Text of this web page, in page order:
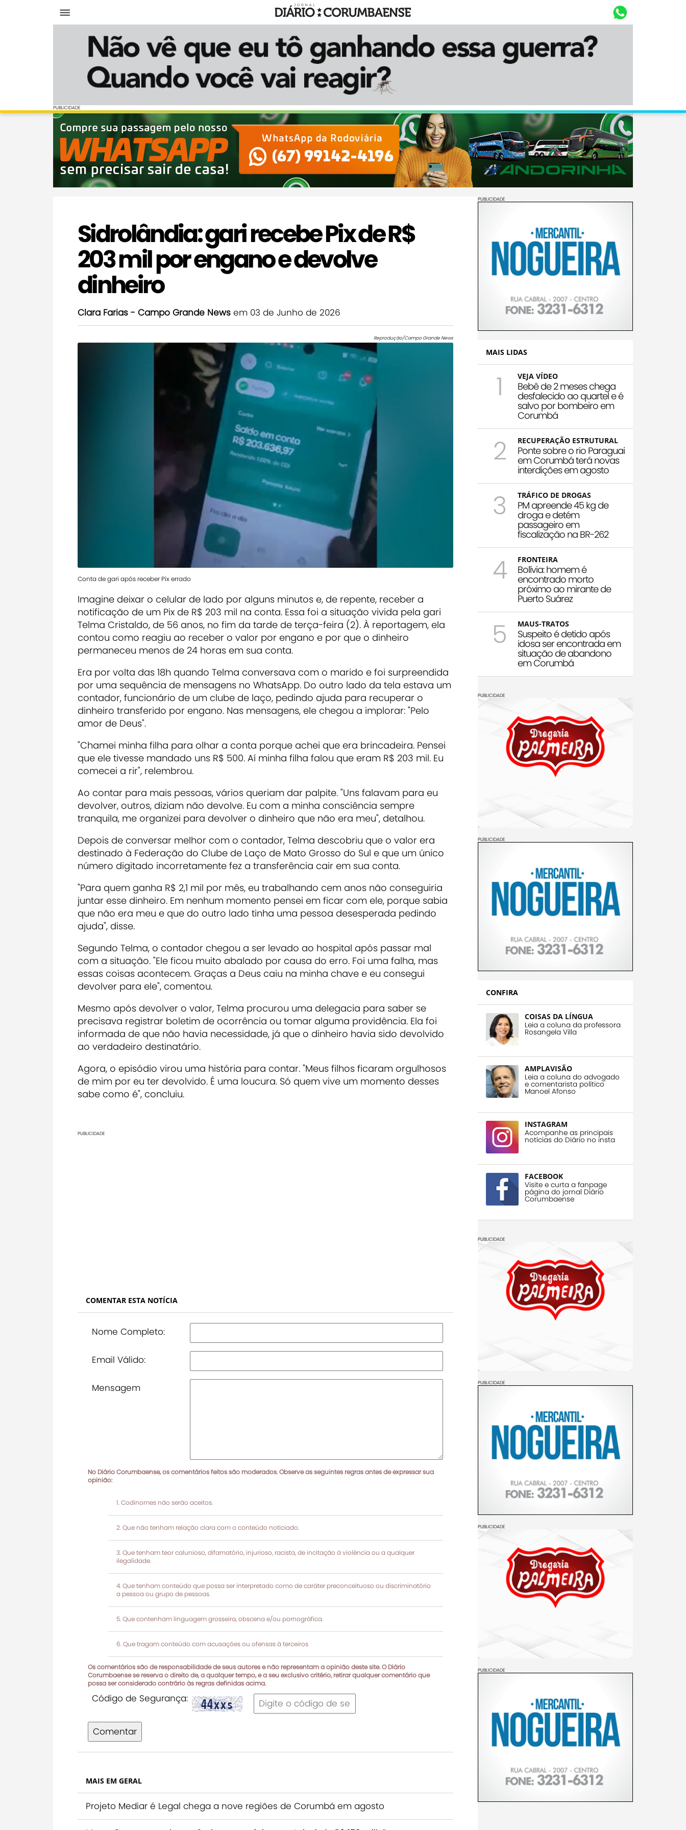
Diário Corumbaense
PUBLICIDADE
PUBLICIDADE
Sidrolândia: gari recebe Pix de R$
203 mil por engano e devolve
dinheiro
Clara Farias - Campo Grande News em 03 de Junho de 2026
Reprodução/Campo Grande News
Conta de gari após receber Pix errado
Imagine deixar o celular de lado por alguns minutos e, de repente, receber a
notificação de um Pix de R$ 203 mil na conta. Essa foi a situação vivida pela gari
Telma Cristaldo, de 56 anos, no fim da tarde de terça-feira (2). À reportagem, ela
contou como reagiu ao receber o valor por engano e por que o dinheiro
permaneceu menos de 24 horas em sua conta.
Era por volta das 18h quando Telma conversava com o marido e foi surpreendida
por uma sequência de mensagens no WhatsApp. Do outro lado da tela estava um
contador, funcionário de um clube de laço, pedindo ajuda para recuperar o
dinheiro transferido por engano. Nas mensagens, ele chegou a implorar: "Pelo
amor de Deus".
"Chamei minha filha para olhar a conta porque achei que era brincadeira. Pensei
que ele tivesse mandado uns R$ 500. Aí minha filha falou que eram R$ 203 mil. Eu
comecei a rir", relembrou.
Ao contar para mais pessoas, vários queriam dar palpite. "Uns falavam para eu
devolver, outros, diziam não devolve. Eu com a minha consciência sempre
tranquila, me organizei para devolver o dinheiro que não era meu", detalhou.
Depois de conversar melhor com o contador, Telma descobriu que o valor era
destinado à Federação do Clube de Laço de Mato Grosso do Sul e que um único
número digitado incorretamente fez a transferência cair em sua conta.
"Para quem ganha R$ 2,1 mil por mês, eu trabalhando cem anos não conseguiria
juntar esse dinheiro. Em nenhum momento pensei em ficar com ele, porque sabia
que não era meu e que do outro lado tinha uma pessoa desesperada pedindo
ajuda", disse.
Segundo Telma, o contador chegou a ser levado ao hospital após passar mal
com a situação. "Ele ficou muito abalado por causa do erro. Foi uma falha, mas
essas coisas acontecem. Graças a Deus caiu na minha chave e eu consegui
devolver para ele", comentou.
Mesmo após devolver o valor, Telma procurou uma delegacia para saber se
precisava registrar boletim de ocorrência ou tomar alguma providência. Ela foi
informada de que não havia necessidade, já que o dinheiro havia sido devolvido
ao verdadeiro destinatário.
Agora, o episódio virou uma história para contar. "Meus filhos ficaram orgulhosos
de mim por eu ter devolvido. É uma loucura. Só quem vive um momento desses
sabe como é", concluiu.
PUBLICIDADE
COMENTAR ESTA NOTÍCIA
Nome Completo:
Email Válido:
Mensagem
No Diário Corumbaense, os comentários feitos são moderados. Observe as seguintes regras antes de expressar sua
opinião:
Codinomes não serão aceitos.
Que não tenham relação clara com o conteúdo noticiado.
Que tenham teor calunioso, difamatório, injurioso, racista, de incitação à violência ou a qualquer
ilegalidade.
Que tenham conteúdo que possa ser interpretado como de caráter preconceituoso ou discriminatório
a pessoa ou grupo de pessoas.
Que contenham linguagem grosseira, obscena e/ou pornográfica.
Que tragam conteúdo com acusações ou ofensas à terceiros
Os comentários são de responsabilidade de seus autores e não representam a opinião deste site. O Diário
Corumbaense se reserva o direito de, a qualquer tempo, e a seu exclusivo critério, retirar qualquer comentário que
possa ser considerado contrário às regras definidas acima.
Código de Segurança:
Comentar
MAIS EM GERAL
Projeto Mediar é Legal chega a nove regiões de Corumbá em agosto
PUBLICIDADE
MAIS LIDAS
1 VEJA VÍDEO
Bebê de 2 meses chega
desfalecido ao quartel e é
salvo por bombeiro em
Corumbá
2 RECUPERAÇÃO ESTRUTURAL
Ponte sobre o rio Paraguai
em Corumbá terá novas
interdições em agosto
3 TRÁFICO DE DROGAS
PM apreende 45 kg de
droga e detém
passageiro em
fiscalização na BR-262
4 FRONTEIRA
Bolívia: homem é
encontrado morto
próximo ao mirante de
Puerto Suárez
5 MAUS-TRATOS
Suspeito é detido após
idosa ser encontrada em
situação de abandono
em Corumbá
PUBLICIDADE
PUBLICIDADE
CONFIRA
COISAS DA LÍNGUA
Leia a coluna da professora
Rosangela Villa
AMPLAVISÃO
Leia a coluna do advogado
e comentarista político
Manoel Afonso
INSTAGRAM
Acompanhe as principais
notícias do Diário no insta
FACEBOOK
Visite e curta a fanpage
página do jornal Diário
Corumbaense
PUBLICIDADE
PUBLICIDADE
PUBLICIDADE
PUBLICIDADE